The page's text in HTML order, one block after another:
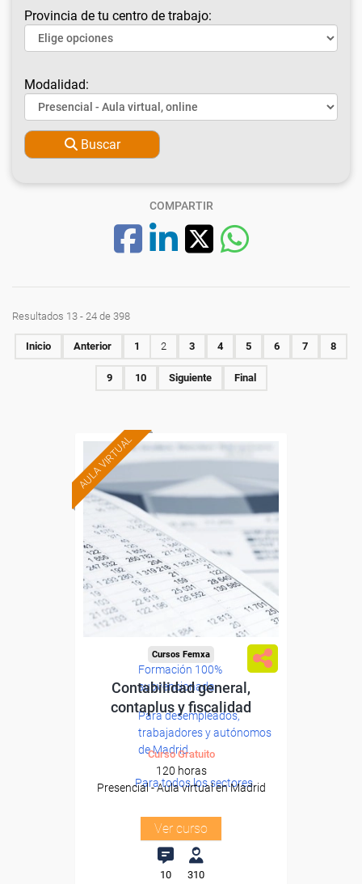
Provincia de tu centro de trabajo:
Modalidad:
Buscar
COMPARTIR
Resultados 13 - 24 de 398
Inicio Anterior 1 2 3 4 5 6 7 8
9 10 Siguiente Final
AULA VIRTUAL
Formación 100%
subvencionada.
Para desempleados,
trabajadores y autónomos
de Madrid.
Para todos los sectores.
Cursos Femxa
Contabilidad general,
contaplus y fiscalidad
Curso Gratuito
120 horas
Presencial - Aula virtual en Madrid
Ver curso
10 310